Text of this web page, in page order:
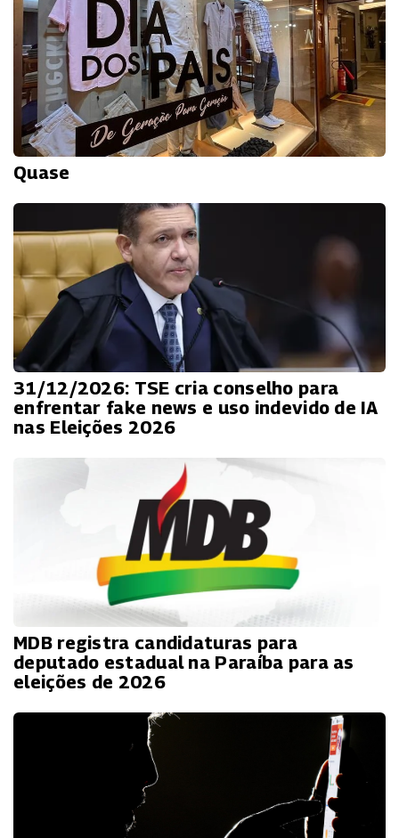
Quase
31/12/2026: TSE cria conselho para
enfrentar fake news e uso indevido de IA
nas Eleições 2026
MDB registra candidaturas para
deputado estadual na Paraíba para as
eleições de 2026